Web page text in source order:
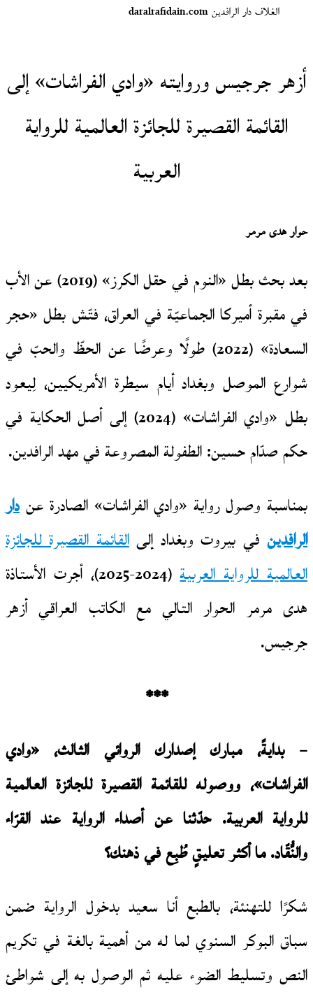
الغلاف دار الرافدين daralrafidain.com
أزهر جرجيس وروايته «وادي الفراشات» إلى
القائمة القصيرة للجائزة العالمية للرواية
العربية
حوار هدى مرمر
بعد بحث بطل «النوم في حقل الكرز» (2019) عن الأب
في مقبرة أميركا الجماعيّة في العراق، فتّش بطل «حجر
السعادة» (2022) طولًا وعرضًا عن الحظّ والحبّ في
شوارع الموصل وبغداد أيام سيطرة الأمريكيين، لِيعود
بطل «وادي الفراشات» (2024) إلى أصل الحكاية في
حكم صدّام حسين: الطفولة المصروعة في مهد الرافدين.
بمناسبة وصول رواية «وادي الفراشات» الصادرة عندار
الرافدينفي بيروت وبغداد إلىالقائمة القصيرة للجائزة
العالمية للرواية العربية
(2024-2025)، أجرت الأستاذة
هدى مرمر الحوار التالي مع الكاتب العراقي أزهر
جرجيس.
***
– بدايةً، مبارك إصدارك الروائي الثالث، «وادي
الفراشات»، ووصوله للقائمة القصيرة للجائزة العالمية
للرواية العربية. حدّثنا عن أصداء الرواية عند القرّاء
والنُّقّاد. ما أكثر تعليقٍ طُبِع في ذهنك؟
شكرًا للتهنئة، بالطبع أنا سعيد بدخول الرواية ضمن
سباق البوكر السنوي لما له من أهمية بالغة في تكريم
النص وتسليط الضوء عليه ثم الوصول به إلى شواطئ